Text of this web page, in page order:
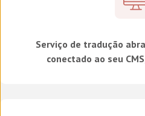
Serviço de tradução
conectado ao seu